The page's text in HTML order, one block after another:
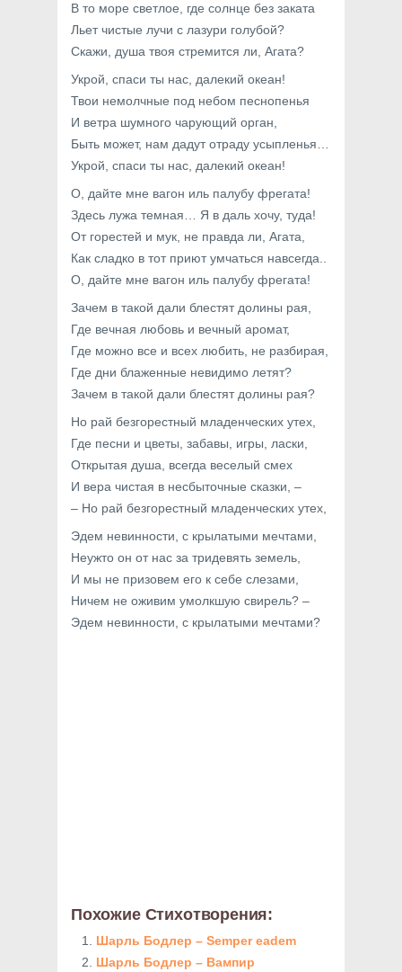
В то море светлое, где солнце без заката
Льет чистые лучи с лазури голубой?
Скажи, душа твоя стремится ли, Агата?
Укрой, спаси ты нас, далекий океан!
Твои немолчные под небом песнопенья
И ветра шумного чарующий орган,
Быть может, нам дадут отраду усыпленья…
Укрой, спаси ты нас, далекий океан!
О, дайте мне вагон иль палубу фрегата!
Здесь лужа темная… Я в даль хочу, туда!
От горестей и мук, не правда ли, Агата,
Как сладко в тот приют умчаться навсегда..
О, дайте мне вагон иль палубу фрегата!
Зачем в такой дали блестят долины рая,
Где вечная любовь и вечный аромат,
Где можно все и всех любить, не разбирая,
Где дни блаженные невидимо летят?
Зачем в такой дали блестят долины рая?
Но рай безгорестный младенческих утех,
Где песни и цветы, забавы, игры, ласки,
Открытая душа, всегда веселый смех
И вера чистая в несбыточные сказки, –
– Но рай безгорестный младенческих утех,
Эдем невинности, с крылатыми мечтами,
Неужто он от нас за тридевять земель,
И мы не призовем его к себе слезами,
Ничем не оживим умолкшую свирель? –
Эдем невинности, с крылатыми мечтами?
Похожие Стихотворения:
Шарль Бодлер – Semper eadem
Шарль Бодлер – Вампир